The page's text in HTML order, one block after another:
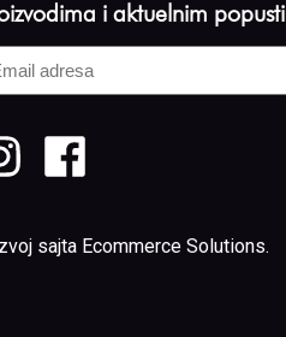
i aktuelnim
sajta Ecommerce Solutions.